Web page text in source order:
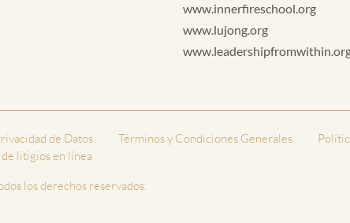
www.innerfireschool.org
www.lujong.org
de Datos Términos y Condiciones Generales
litigios en línea
los derechos reservados.